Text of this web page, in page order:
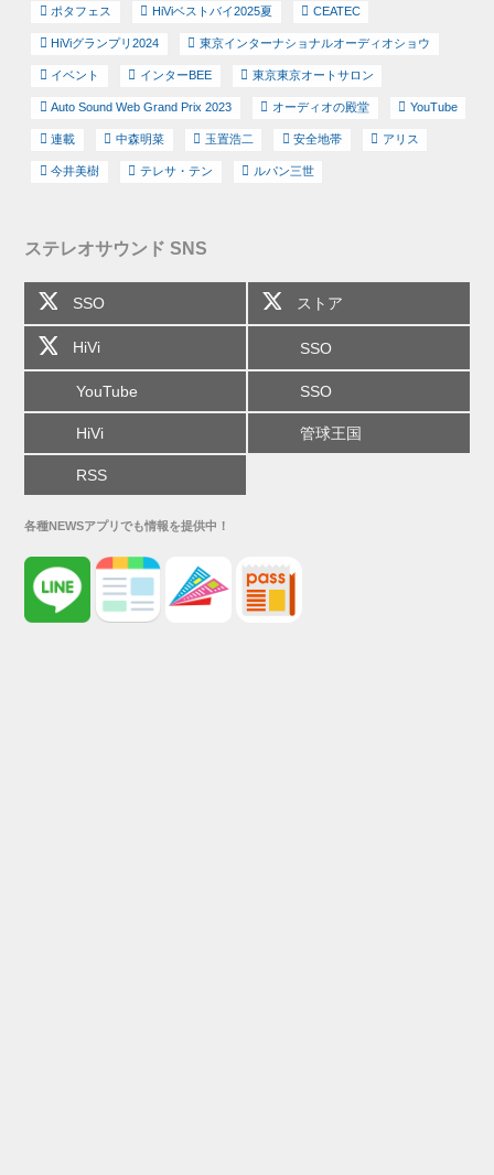
ポタフェス HiViベストバイ2025夏 CEATEC
HiViグランプリ2024 東京インターナショナルオーディオショウ
イベント インターBEE 東京東京オートサロン
Auto Sound Web Grand Prix 2023 オーディオの殿堂 YouTube
連載 中森明菜 玉置浩二 安全地帯 アリス
今井美樹 テレサ・テン ルパン三世
ステレオサウンド SNS
SSO ストア
HiVi SSO
YouTube SSO
HiVi 管球王国
RSS
各種NEWSアプリでも情報を提供中！